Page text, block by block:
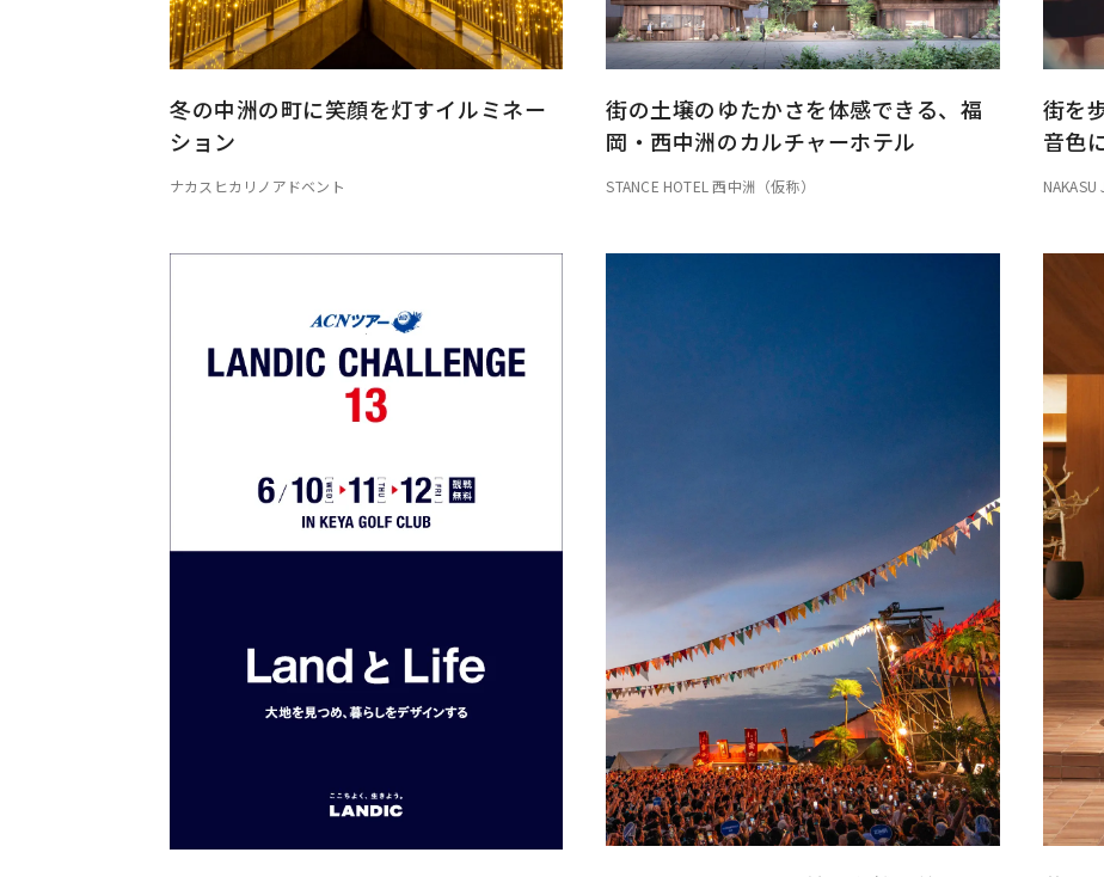
冬の中洲の町に笑顔を灯すイルミネー
ション
ナカスヒカリノアドベント
街の土壌のゆたかさを体感できる、福
岡・西中洲のカルチャーホテル
STANCE HOTEL 西中洲（仮称）
街を
音色
NAKASU